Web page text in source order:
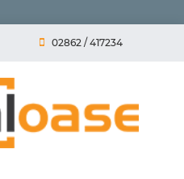
02862 / 417234